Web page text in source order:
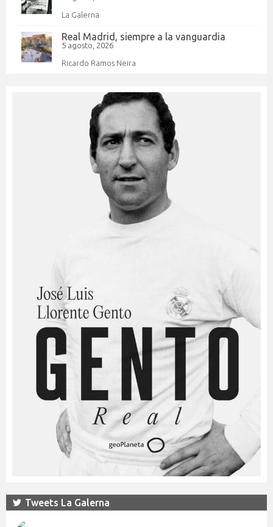
La Galerna
Real Madrid, siempre a la vanguardia
5 agosto, 2026
Ricardo Ramos Neira
Tweets La Galerna